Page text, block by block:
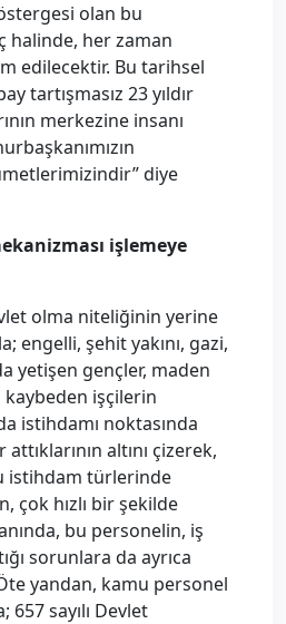
olan bu
halinde, her zaman
edilecektir. Bu tarihsel
tartışmasız 23 yıldır
merkezine insanı
diye
işlemeye
olma niteliğinin yerine
engelli, şehit yakını, gazi,
yetişen gençler, maden
kaybeden işçilerin
istihdamı noktasında
altını çizerek,
istihdam türlerinde
çok hızlı bir şekilde
bu personelin, iş
sorunlara da ayrıca
yandan, kamu personel
657 sayılı Devlet